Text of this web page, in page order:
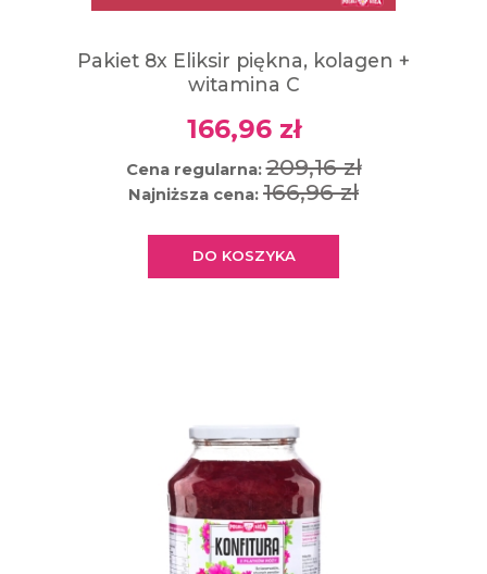
Pakiet 8x Eliksir piękna, kolagen +
witamina C
166,96 zł
Cena regularna:209,16 zł
Najniższa cena: 166,96 zł
DO KOSZYKA